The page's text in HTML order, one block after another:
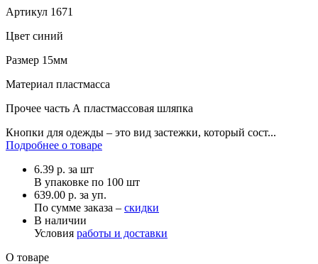
Артикул 1671
Цвет синий
Размер 15мм
Материал пластмасса
Прочее часть А пластмассовая шляпка
Кнопки для одежды – это вид застежки, который сост...
Подробнее о товаре
6.39 р. за шт
В упаковке по 100 шт
639.00 р. за уп.
По сумме заказа – скидки
В наличии
Условия работы и доставки
О товаре